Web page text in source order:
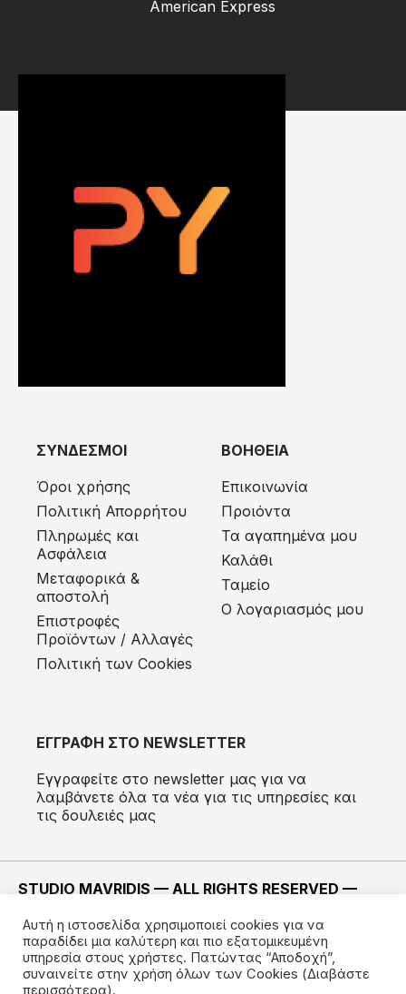
American Express
ΣΥΝΔΕΣΜΟΙ
Όροι χρήσης
Πολιτική Απορρήτου
Πληρωμές και
Ασφάλεια
Μεταφορικά &
αποστολή
Eπιστροφές
Προϊόντων / Αλλαγές
Πολιτική των Cookies
ΒΟΗΘΕΙΑ
Επικοινωνία
Προιόντα
Τα αγαπημένα μου
Καλάθι
Ταμείο
Ο λογαριασμός μου
ΕΓΓΡΑΦΗ ΣΤΟ NEWSLETTER
Εγγραφείτε στο newsletter μας για να
λαμβάνετε όλα τα νέα για τις υπηρεσίες και
τις δουλειές μας
STUDIO MAVRIDIS — ALL RIGHTS RESERVED —
ΚΑΤΑΣΚΕΥΗ —IMODE
Αυτή η ιστοσελίδα χρησιμοποιεί cookies για να
παραδίδει μια καλύτερη και πιο εξατομικευμένη
υπηρεσία στους χρήστες. Πατώντας “Αποδοχή”,
συναινείτε στην χρήση όλων των Cookies (Διαβάστε
περισσότερα).